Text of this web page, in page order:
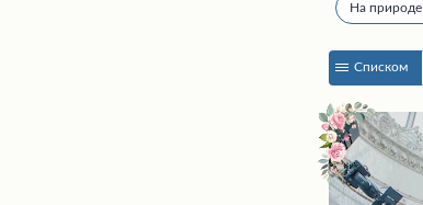
На природе
Списком